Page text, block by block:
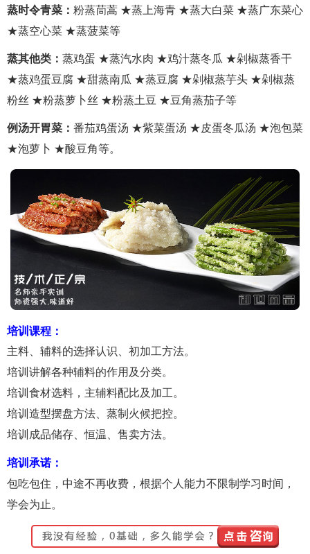
蒸时令青菜： 粉蒸茼蒿 ★蒸上海青 ★蒸大白菜 ★蒸广东菜心
★蒸空心菜 ★蒸菠菜等
蒸其他类： 蒸鸡蛋 ★蒸汽水肉 ★鸡汁蒸冬瓜 ★剁椒蒸香干
★蒸鸡蛋豆腐 ★甜蒸南瓜 ★蒸豆腐 ★剁椒蒸芋头 ★剁椒蒸
粉丝 ★粉蒸萝卜丝 ★粉蒸土豆 ★豆角蒸茄子等
例汤开胃菜： 番茄鸡蛋汤 ★紫菜蛋汤 ★皮蛋冬瓜汤 ★泡包菜
★泡萝卜 ★酸豆角等。
培训课程：
主料、辅料的选择认识、初加工方法。
培训讲解各种辅料的作用及分类。
培训食材选料，主辅料配比及加工。
培训造型摆盘方法、蒸制火候把控。
培训成品储存、恒温、售卖方法。
培训承诺：
包吃包住，中途不再收费，根据个人能力不限制学习时间，
学会为止。